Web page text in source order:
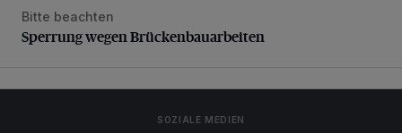
Sperrung wegen Brückenbauarbeiten
Bitte beachten
Sperrung wegen Brückenbauarbeiten
SOZIALE MEDIEN